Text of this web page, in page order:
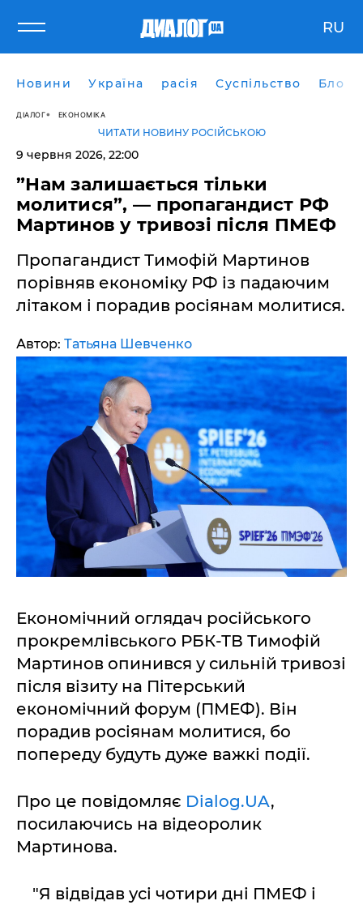
RU
Новини Україна расія Суспільство Блоги
ДІАЛОГ ЕКОНОМІКА
ЧИТАТИ НОВИНУ РОСІЙСЬКОЮ
9 червня 2026, 22:00
​”Нам залишається тільки
молитися”, — пропагандист РФ
Мартинов у тривозі після ПМЕФ
Пропагандист Тимофій Мартинов
порівняв економіку РФ із падаючим
літаком і порадив росіянам молитися.
Автор: Татьяна Шевченко
Економічний оглядач російського
прокремлівського РБК-ТВ Тимофій
Мартинов опинився у сильній тривозі
після візиту на Пітерський
економічний форум (ПМЕФ). Він
порадив росіянам молитися, бо
попереду будуть дуже важкі події.
Про це повідомляє Dialog.UA,
посилаючись на відеоролик
Мартинова.
"Я відвідав усі чотири дні ПМЕФ і